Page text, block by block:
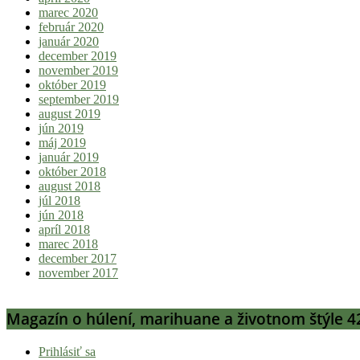
marec 2020
február 2020
január 2020
december 2019
november 2019
október 2019
september 2019
august 2019
jún 2019
máj 2019
január 2019
október 2018
august 2018
júl 2018
jún 2018
apríl 2018
marec 2018
december 2017
november 2017
Magazín o húlení, marihuane a životnom štýle
Prihlásiť sa